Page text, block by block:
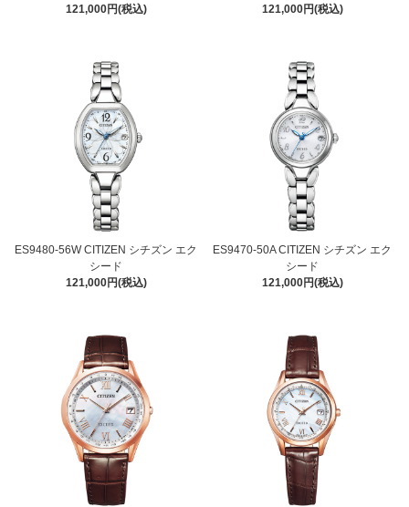
121,000円(税込)
121,000円(税込)
ES9480-56W CITIZEN シチズン エク
シード
121,000円(税込)
ES9470-50A CITIZEN シチズン エク
シード
121,000円(税込)